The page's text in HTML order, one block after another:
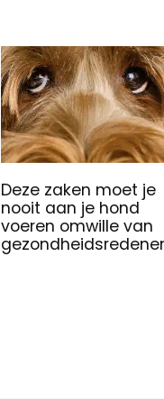
Deze zaken moet je
nooit aan je hond
voeren omwille van